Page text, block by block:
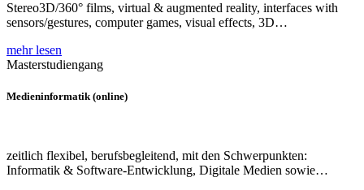
Stereo3D/360° films, virtual & augmented reality, interfaces with
sensors/gestures, computer games, visual effects, 3D…
mehr lesen
Masterstudiengang
Medieninformatik (online)
zeitlich flexibel, berufsbegleitend, mit den Schwerpunkten:
Informatik & Software-Entwicklung, Digitale Medien sowie…